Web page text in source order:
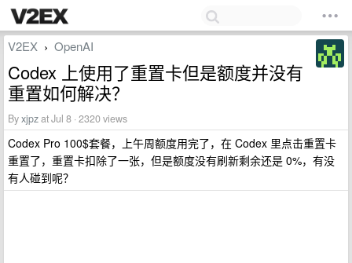
V2EX › OpenAI
Codex 上使用了重置卡但是额度并没有
重置如何解决？
Byxjpzat Jul 8 · 2320 views
Codex Pro 100$套餐，上午周额度用完了，在 Codex 里点击重置卡
重置了，重置卡扣除了一张，但是额度没有刷新剩余还是 0%，有没
有人碰到呢？